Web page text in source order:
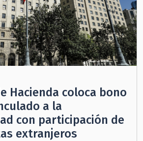
Hacienda coloca bono
a la
con participación de
extranjeros